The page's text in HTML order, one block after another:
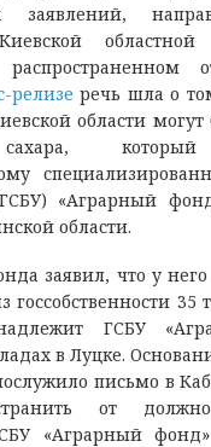
заявлений,
релизе речь шла о
области
который
«Аграрный
области.
заявил, что у
35
ГСБУ
в Луцке.
письмо в
от
«Аграрный